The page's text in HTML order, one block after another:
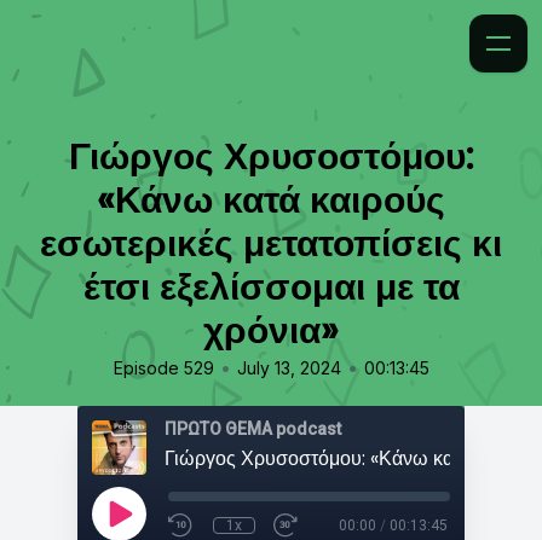
Γιώργος Χρυσοστόμου:
«Κάνω κατά καιρούς
εσωτερικές μετατοπίσεις κι
έτσι εξελίσσομαι με τα
χρόνια»
Episode 529 • July 13, 2024 • 00:13:45
ΠΡΩΤΟ ΘΕΜΑ podcast
1x 00:00 / 00:13:45